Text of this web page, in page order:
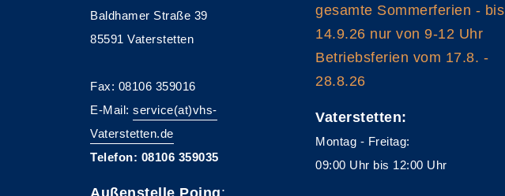
Baldhamer Straße 39
85591 Vaterstetten
Fax: 08106 359016
E-Mail: service(at)vhs-
Vaterstetten.de
Telefon: 08106 359035
Außenstelle Poing:
gesamte Sommerferien - bis
14.9.26 nur von 9-12 Uhr
Betriebsferien vom 17.8. -
28.8.26
Vaterstetten:
Montag - Freitag:
09:00 Uhr bis 12:00 Uhr